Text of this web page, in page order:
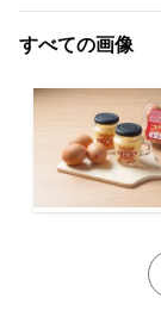
すべての画像